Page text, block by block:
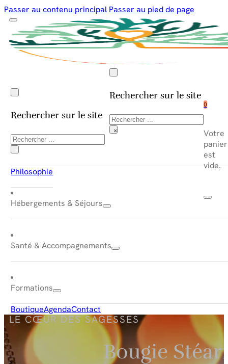
Passer au contenu principal Passer au pied de page
Rechercher sur le site
Rechercher
×
0
Votre
panier
est
vide.
Rechercher sur le site
Rechercher
×
Philosophie
Hébergements & Séjours
Santé & Accompagnements
Formations
BoutiqueAgendaContact
LE CŒUR DES SAGESSES
Bougie